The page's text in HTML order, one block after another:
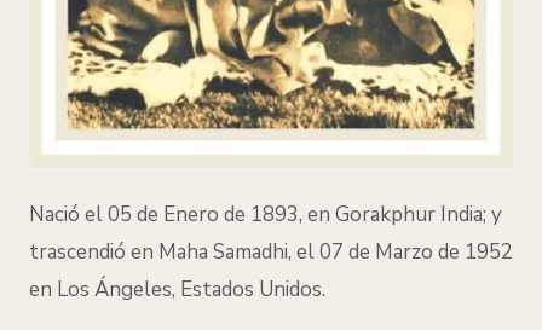
Nació el 05 de Enero de 1893, en Gorakphur India; y
trascendió en Maha Samadhi, el 07 de Marzo de 1952
en Los Ángeles, Estados Unidos.